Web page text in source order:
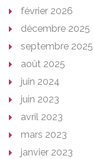
février 2026
décembre 2025
septembre 2025
août 2025
juin 2024
juin 2023
avril 2023
mars 2023
janvier 2023